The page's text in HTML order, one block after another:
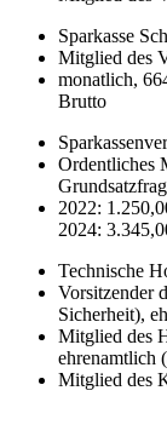
Sparkasse
Mitglied des
monatlich,
Brutto
Ordentliches
2022:
2024:
Technische
Vorsitzender
Sicherheit),
Mitglied des
ehrenamtlich
Mitglied des